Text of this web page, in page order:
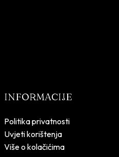
INFORMACIJE
Politika privatnosti
Uvjeti korištenja
Više o kolačićima